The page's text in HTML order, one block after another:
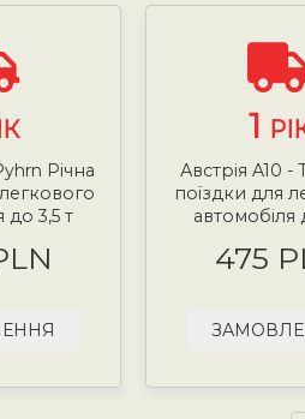
Річна
до 3,5 т
1
Австрія A10 -
поїздки для
автомобіля
475